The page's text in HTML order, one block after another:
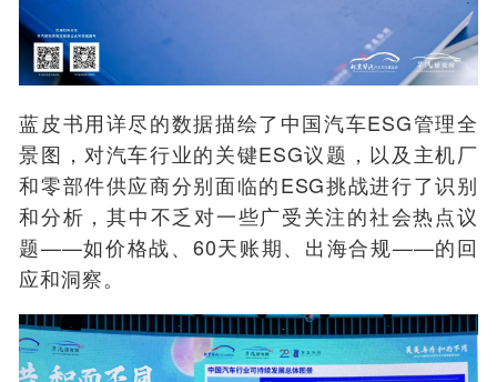
蓝皮书用详尽的数据描绘了中国汽车ESG管理全
景图，对汽车行业的关键ESG议题，以及主机厂
和零部件供应商分别面临的ESG挑战进行了识别
和分析，其中不乏对一些广受关注的社会热点议
题——如价格战、60天账期、出海合规——的回
应和洞察。